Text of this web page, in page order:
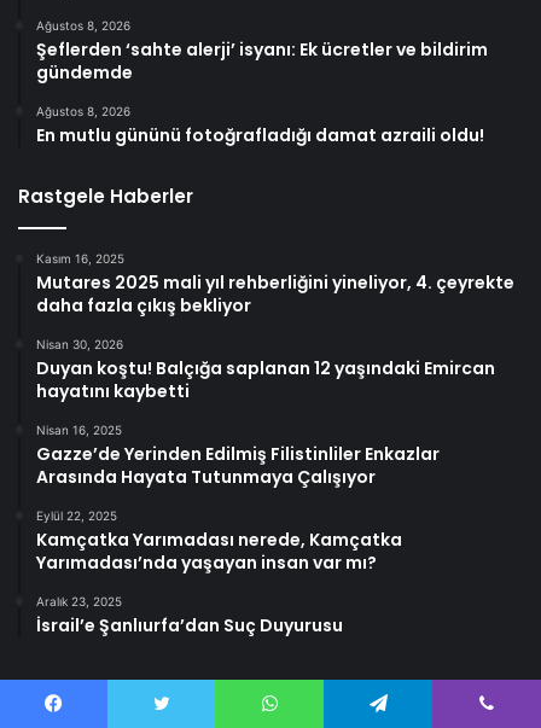
Ağustos 8, 2026
Şeflerden ‘sahte alerji’ isyanı: Ek ücretler ve bildirim
gündemde
Ağustos 8, 2026
En mutlu gününü fotoğrafladığı damat azraili oldu!
Rastgele Haberler
Kasım 16, 2025
Mutares 2025 mali yıl rehberliğini yineliyor, 4. çeyrekte
daha fazla çıkış bekliyor
Nisan 30, 2026
Duyan koştu! Balçığa saplanan 12 yaşındaki Emircan
hayatını kaybetti
Nisan 16, 2025
Gazze’de Yerinden Edilmiş Filistinliler Enkazlar
Arasında Hayata Tutunmaya Çalışıyor
Eylül 22, 2025
Kamçatka Yarımadası nerede, Kamçatka
Yarımadası’nda yaşayan insan var mı?
Aralık 23, 2025
İsrail’e Şanlıurfa’dan Suç Duyurusu